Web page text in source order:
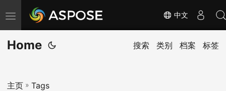
切
换
导
中文
Home 搜索 类别 档案 标签
主页 » Tags